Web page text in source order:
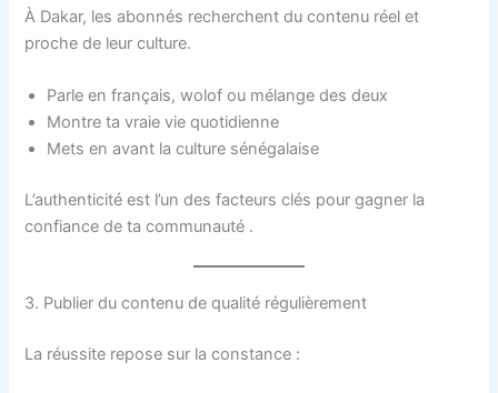
À Dakar, les abonnés recherchent du contenu réel et
proche de leur culture.
Parle en français, wolof ou mélange des deux
Montre ta vraie vie quotidienne
Mets en avant la culture sénégalaise
L’authenticité est l’un des facteurs clés pour gagner la
confiance de ta communauté .
3. Publier du contenu de qualité régulièrement
La réussite repose sur la constance :